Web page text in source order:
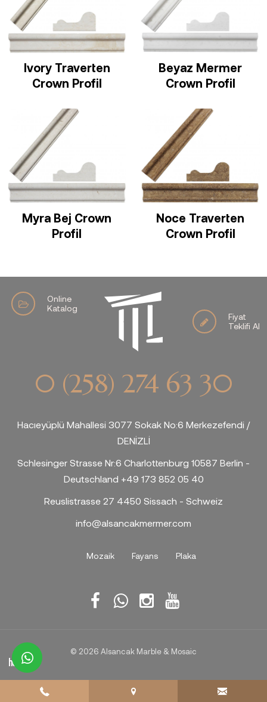
whatsapp
Ivory Traverten
Crown Profil
Beyaz Mermer
Crown Profil
Myra Bej Crown
Profil
Noce Traverten
Crown Profil
Online
Katalog
Fiyat
Teklifi Al
0 (258) 274 63 30
Hacıeyüplü Mahallesi 3077 Sokak No:6 Merkezefendi /
DENİZLİ
Schlesinger Strasse Nr:6 Charlottenburg 10587 Berlin -
Deutschland +49 173 852 05 40
Reuslistrasse 27 4450 Sissach - Schweiz
info@alsancakmermer.com
Mozaik Fayans Plaka
© 2026 Alsancak Marble & Mosaic